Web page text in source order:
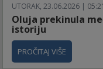
UTORAK, 23.06.2026 | 05:21
Oluja prekinula
istoriju
PROČITAJ VIŠE